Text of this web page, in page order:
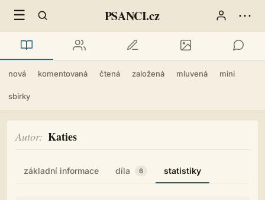
☰ PSANCI.cz ⋯
nová komentovaná čtená založená mluvená mini
sbírky
Autor Katies
základní informace díla 6 statistiky